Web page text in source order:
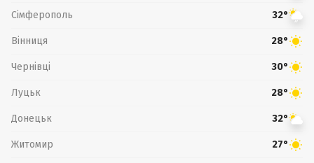
Сімферополь 32°
Вінниця 28°
Чернівці 30°
Луцьк 28°
Донецьк 32°
Житомир 27°